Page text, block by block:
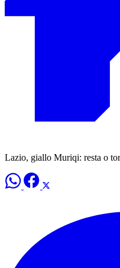
Lazio, giallo Muriqi: resta o